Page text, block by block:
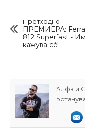
Претходно
ПРЕМИЕРА:
812 Superfast -
кажува сè!
Алфа и